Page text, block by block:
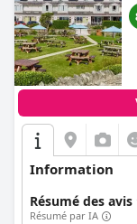
Information
Résumé des avis
Résumé par IA